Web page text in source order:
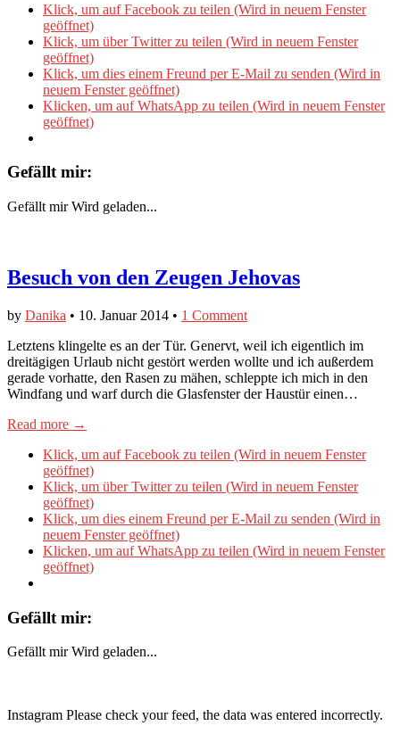
Klick, um auf Facebook zu teilen (Wird in neuem Fenster
geöffnet)
Klick, um über Twitter zu teilen (Wird in neuem Fenster
geöffnet)
Klick, um dies einem Freund per E-Mail zu senden (Wird in
neuem Fenster geöffnet)
Klicken, um auf WhatsApp zu teilen (Wird in neuem Fenster
geöffnet)
Gefällt mir:
Gefällt mir Wird geladen...
Besuch von den Zeugen Jehovas
by Danika • 10. Januar 2014 • 1 Comment
Letztens klingelte es an der Tür. Genervt, weil ich eigentlich im
dreitägigen Urlaub nicht gestört werden wollte und ich außerdem
gerade vorhatte, den Rasen zu mähen, schleppte ich mich in den
Windfang und warf durch die Glasfenster der Haustür einen…
Read more →
Klick, um auf Facebook zu teilen (Wird in neuem Fenster
geöffnet)
Klick, um über Twitter zu teilen (Wird in neuem Fenster
geöffnet)
Klick, um dies einem Freund per E-Mail zu senden (Wird in
neuem Fenster geöffnet)
Klicken, um auf WhatsApp zu teilen (Wird in neuem Fenster
geöffnet)
Gefällt mir:
Gefällt mir Wird geladen...
Instagram Please check your feed, the data was entered incorrectly.